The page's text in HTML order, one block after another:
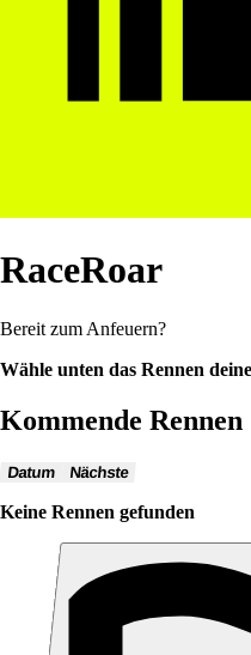
RaceRoar
Bereit zum Anfeuern?
Wähle unten das Rennen
Kommende Rennen
Datum Nächste
Keine Rennen gefunden